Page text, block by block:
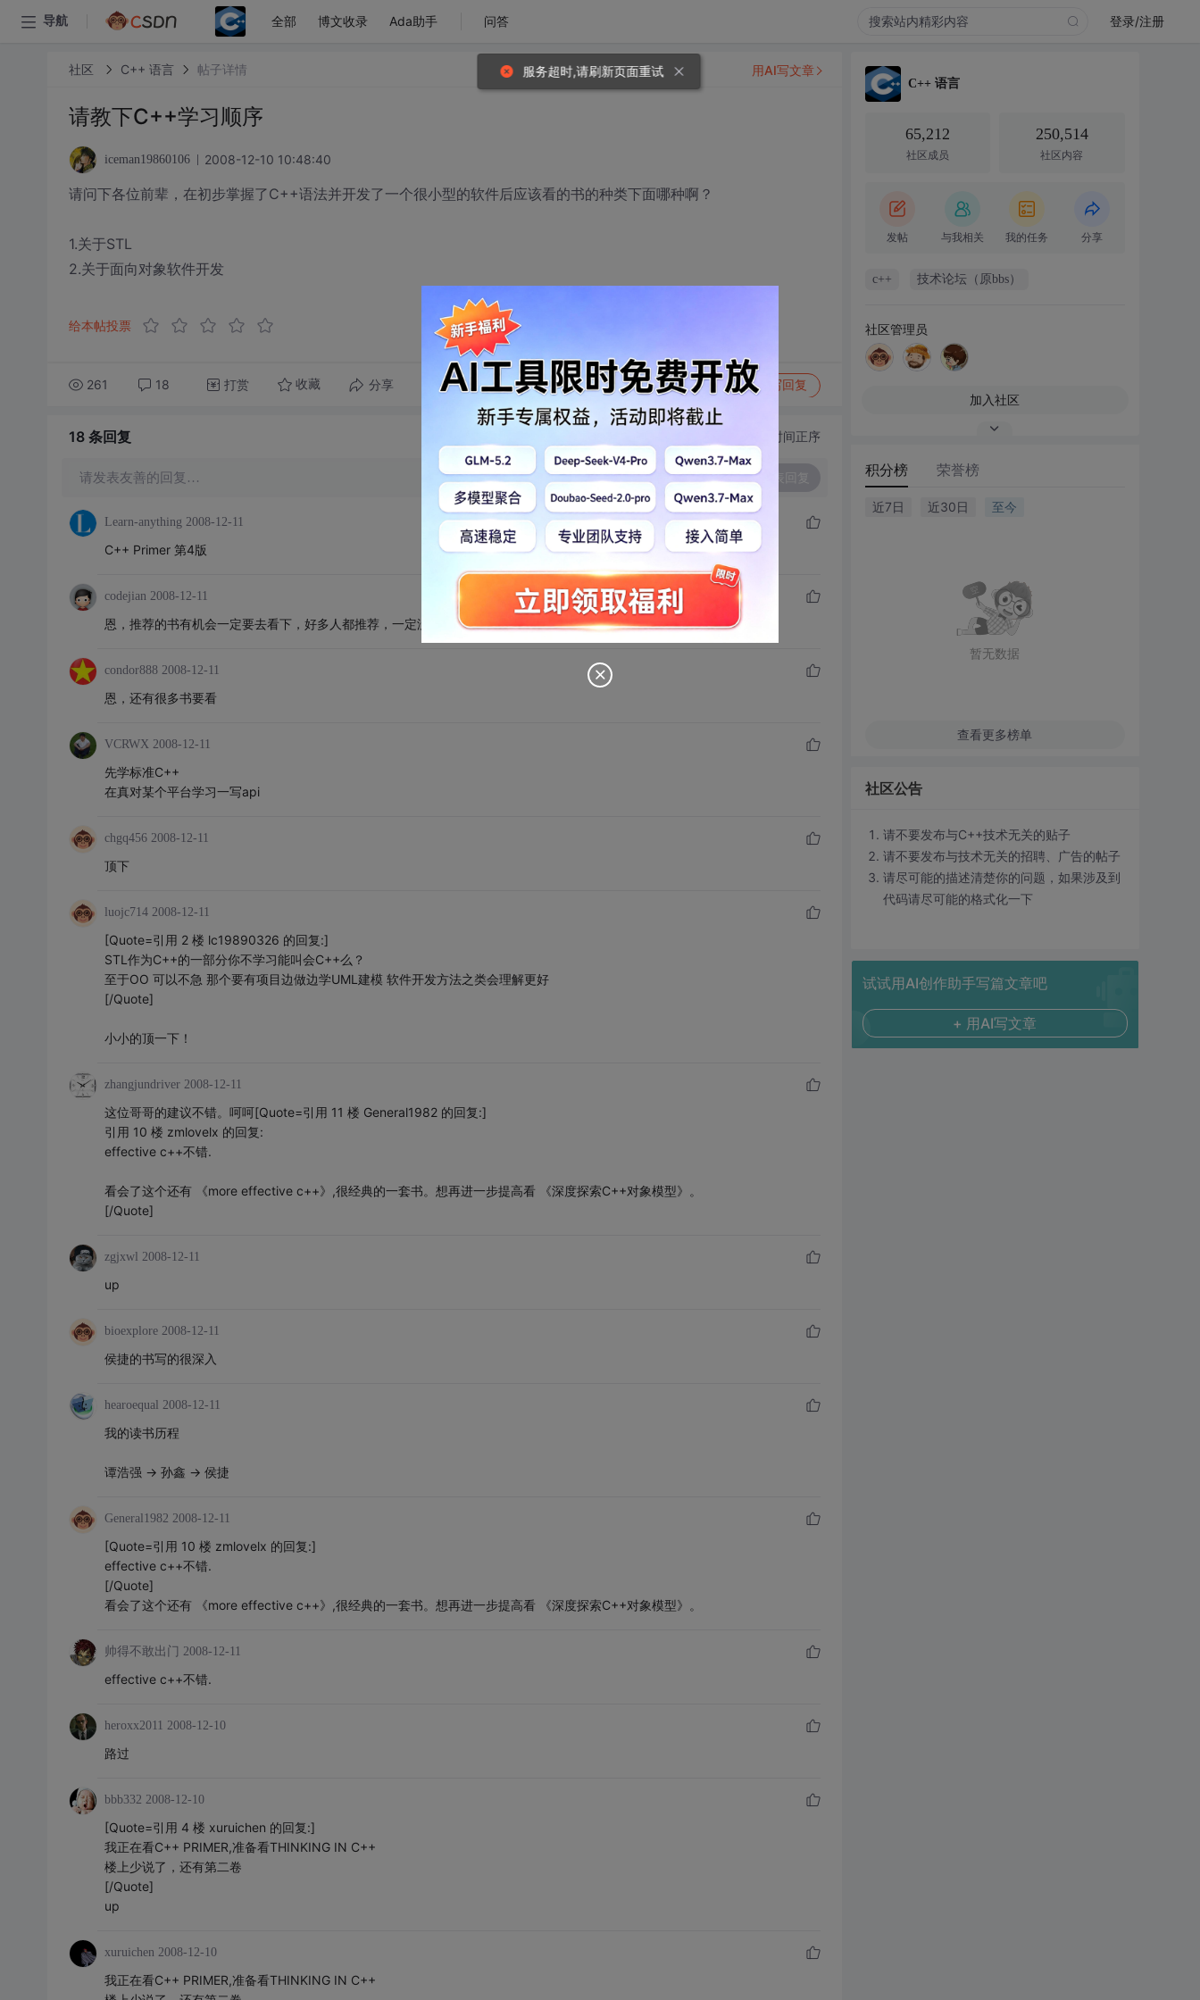
导航 全部 博文收录 Ada助手 问答 登录/注册
社区 C++ 语言 帖子详情
请教下C++学习顺序
iceman19860106 2008-12-10 10:48:40
请问下各位前辈，在初步掌握了C++语法并开发了一个很小型的软件后应该看的书的种类下面哪种啊？
1.关于STL
2.关于面向对象软件开发
给本帖投票
261 18 打赏 收藏 分享 转发到动态 举报 写回复
用AI写文章
18 条回复 切换为时间正序
请发表友善的回复… 发表回复
Learn-anything 2008-12-11
C++ Primer 第4版
codejian 2008-12-11
恩，推荐的书有机会一定要去看下，好多人都推荐，一定没错的。
condor888 2008-12-11
恩，还有很多书要看
VCRWX 2008-12-11
先学标准C++
在真对某个平台学习一写api
chgq456 2008-12-11
顶下
luojc714 2008-12-11
[Quote=引用 2 楼 lc19890326 的回复:]
STL作为C++的一部分你不学习能叫会C++么？
至于OO 可以不急 那个要有项目边做边学UML建模 软件开发方法之类会理解更好
[/Quote]
小小的顶一下！
zhangjundriver 2008-12-11
这位哥哥的建议不错。呵呵[Quote=引用 11 楼 General1982 的回复:]
引用 10 楼 zmlovelx 的回复:
effective c++不错.
看会了这个还有 《more effective c++》,很经典的一套书。想再进一步提高看 《深度探索C++对象模型》。
[/Quote]
zgjxwl 2008-12-11
up
bioexplore 2008-12-11
侯捷的书写的很深入
hearoequal 2008-12-11
我的读书历程
谭浩强 -> 孙鑫 -> 侯捷
General1982 2008-12-11
[Quote=引用 10 楼 zmlovelx 的回复:]
effective c++不错.
[/Quote]
看会了这个还有 《more effective c++》,很经典的一套书。想再进一步提高看 《深度探索C++对象模型》。
帅得不敢出门 2008-12-11
effective c++不错.
heroxx2011 2008-12-10
路过
bbb332 2008-12-10
[Quote=引用 4 楼 xuruichen 的回复:]
我正在看C++ PRIMER,准备看THINKING IN C++
楼上少说了，还有第二卷
[/Quote]
up
xuruichen 2008-12-10
我正在看C++ PRIMER,准备看THINKING IN C++
C++ 语言
65,212
社区成员
250,514
社区内容
发帖 与我相关 我的任务 分享
c++ 技术论坛（原bbs）
社区管理员
加入社区
积分榜 荣誉榜
近7日 近30日 至今
暂无数据
查看更多榜单
社区公告
请不要发布与C++技术无关的贴子
请不要发布与技术无关的招聘、广告的帖子
请尽可能的描述清楚你的问题，如果涉及到
代码请尽可能的格式化一下
试试用AI创作助手写篇文章吧
+ 用AI写文章
服务超时,请刷新页面重试